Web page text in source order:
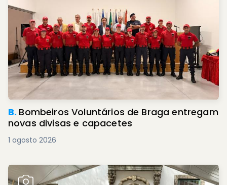
B. Bombeiros Voluntários de Braga entregam
novas divisas e capacetes
1 agosto 2026